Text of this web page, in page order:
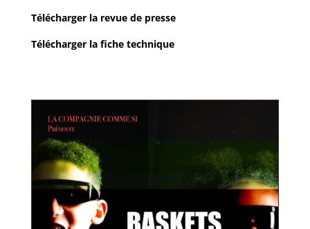
Télécharger la revue de presse
Télécharger la fiche technique